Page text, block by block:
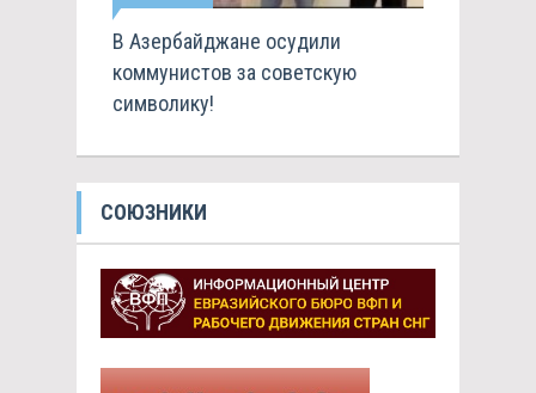
В Азербайджане осудили
коммунистов за советскую
символику!
СОЮЗНИКИ